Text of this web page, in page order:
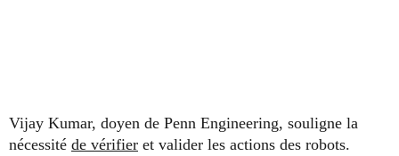
Vijay Kumar, doyen de Penn Engineering, souligne la
nécessité de vérifier et valider les actions des robots.